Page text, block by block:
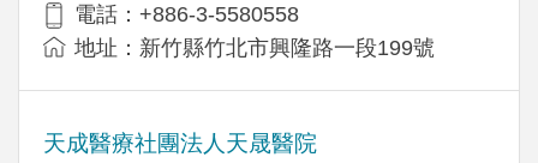
電話：+886-3-5580558
地址：新竹縣竹北市興隆路一段199號
天成醫療社團法人天晟醫院